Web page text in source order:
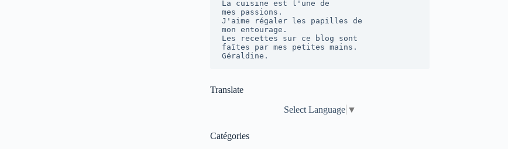
La cuisine est l'une de
mes passions.
J'aime régaler les papilles de
mon entourage.
Les recettes sur ce blog sont
faîtes par mes petites mains.
Géraldine.
Translate
Select Language ▼
Catégories